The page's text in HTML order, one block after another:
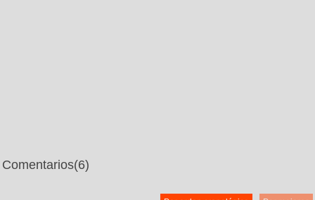
Comentarios(6)